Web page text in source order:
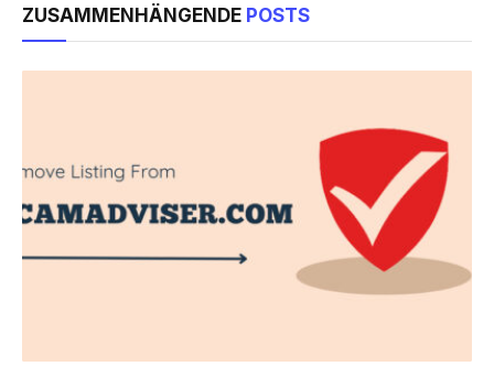
ZUSAMMENHÄNGENDE POSTS